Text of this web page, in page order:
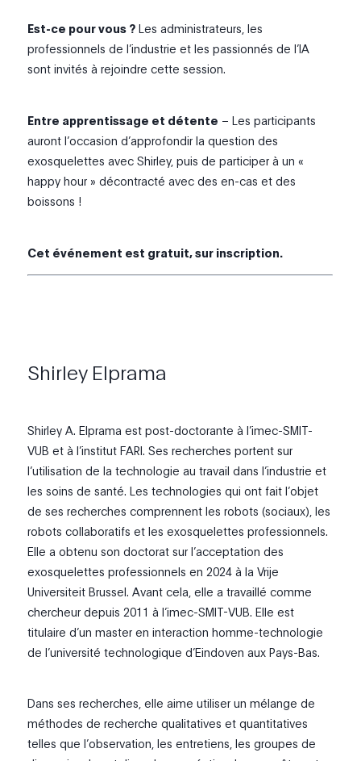
Est-ce pour vous ? Les administrateurs, les
professionnels de l’industrie et les passionnés de l’IA
sont invités à rejoindre cette session.
Entre apprentissage et détente – Les participants
auront l’occasion d’approfondir la question des
exosquelettes avec Shirley, puis de participer à un «
happy hour » décontracté avec des en-cas et des
boissons !
Cet événement est gratuit, sur inscription.
Shirley Elprama
Shirley A. Elprama est post-doctorante à l’imec-SMIT-
VUB et à l’institut FARI. Ses recherches portent sur
l’utilisation de la technologie au travail dans l’industrie et
les soins de santé. Les technologies qui ont fait l’objet
de ses recherches comprennent les robots (sociaux), les
robots collaboratifs et les exosquelettes professionnels.
Elle a obtenu son doctorat sur l’acceptation des
exosquelettes professionnels en 2024 à la Vrije
Universiteit Brussel. Avant cela, elle a travaillé comme
chercheur depuis 2011 à l’imec-SMIT-VUB. Elle est
titulaire d’un master en interaction homme-technologie
de l’université technologique d’Eindoven aux Pays-Bas.
Dans ses recherches, elle aime utiliser un mélange de
méthodes de recherche qualitatives et quantitatives
telles que l’observation, les entretiens, les groupes de